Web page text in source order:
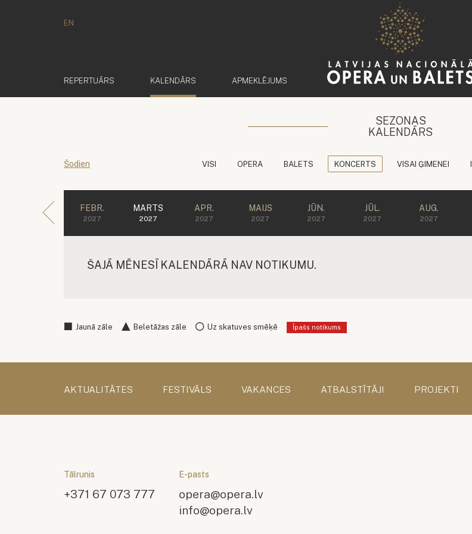
EN
REPERTUĀRS KALENDĀRS APMEKLĒJUMS
SEZONAS
KALENDĀRS
Šodien VISI OPERA BALETS KONCERTS VISAI ĢIMENEI
FEBR.
2027
MARTS
2027
APR.
2027
MAIJS
2027
JŪN.
2027
JŪL.
2027
AUG.
2027
ŠAJĀ MĒNESĪ KALENDĀRĀ NAV NOTIKUMU.
Jaunā zāle Beletāžas zāle Uz skatuves smēķē Īpašs notikums
AKTUALITĀTES FESTIVĀLS VAKANCES ATBALSTĪTĀJI PROJEKTI
Tālrunis
+371 67 073 777
E-pasts
opera@opera.lv
info@opera.lv